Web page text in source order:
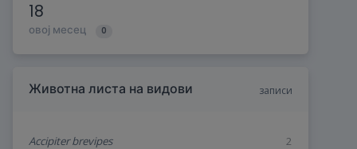
18
овој месец 0
Животна листа на видови записи
Accipiter brevipes
2